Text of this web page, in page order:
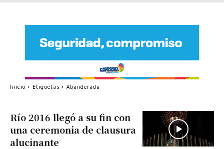
Río 2016 llegó a su fin con
una ceremonia de clausura
alucinante
Inicio Etiquetas Abanderada